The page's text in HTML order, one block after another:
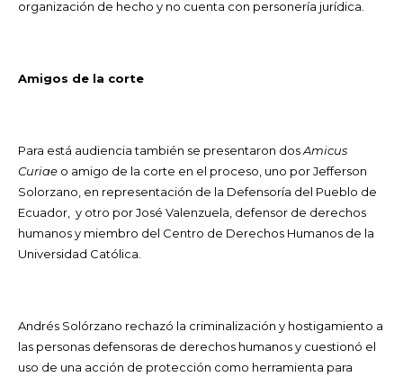
organización de hecho y no cuenta con personería jurídica.
Amigos de la corte
Para está audiencia también se presentaron dosAmicus
Curiae o amigo de la corte en el proceso, uno por Jefferson
Solorzano, en representación de la Defensoría del Pueblo de
Ecuador, y otro por José Valenzuela, defensor de derechos
humanos y miembro del Centro de Derechos Humanos de la
Universidad Católica.
Andrés Solórzano rechazó la criminalización y hostigamiento a
las personas defensoras de derechos humanos y cuestionó el
uso de una acción de protección como herramienta para